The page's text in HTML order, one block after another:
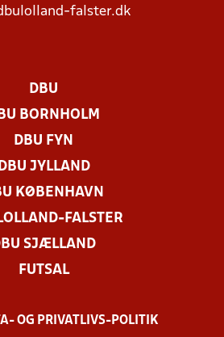
falster.dk
DBU
BORNHOLM
DBU FYN
DBU JYLLAND
KØBENHAVN
FALSTER
SJÆLLAND
FUTSAL
OG PRIVATLIVS-POLITIK